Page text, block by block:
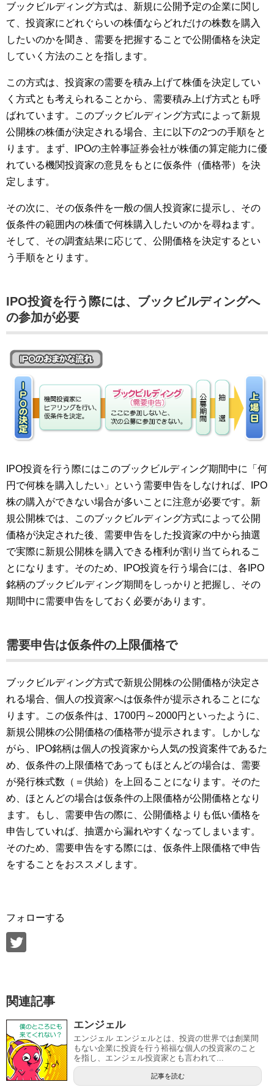
ブックビルディング方式は、新規に公開予定の企業に関し
て、投資家にどれぐらいの株価ならどれだけの株数を購入
したいのかを聞き、需要を把握することで公開価格を決定
していく方法のことを指します。
この方式は、投資家の需要を積み上げて株価を決定してい
く方式とも考えられることから、需要積み上げ方式とも呼
ばれています。このブックビルディング方式によって新規
公開株の株価が決定される場合、主に以下の2つの手順をと
ります。まず、IPOの主幹事証券会社が株価の算定能力に優
れている機関投資家の意見をもとに仮条件（価格帯）を決
定します。
その次に、その仮条件を一般の個人投資家に提示し、その
仮条件の範囲内の株価で何株購入したいのかを尋ねます。
そして、その調査結果に応じて、公開価格を決定するとい
う手順をとります。
IPO投資を行う際には、ブックビルディングへ
の参加が必要
IPO投資を行う際にはこのブックビルディング期間中に「何
円で何株を購入したい」という需要申告をしなければ、IPO
株の購入ができない場合が多いことに注意が必要です。新
規公開株では、このブックビルディング方式によって公開
価格が決定された後、需要申告をした投資家の中から抽選
で実際に新規公開株を購入できる権利が割り当てられるこ
とになります。そのため、IPO投資を行う場合には、各IPO
銘柄のブックビルディング期間をしっかりと把握し、その
期間中に需要申告をしておく必要があります。
需要申告は仮条件の上限価格で
ブックビルディング方式で新規公開株の公開価格が決定さ
れる場合、個人の投資家へは仮条件が提示されることにな
ります。この仮条件は、1700円～2000円といったように、
新規公開株の公開価格の価格帯が提示されます。しかしな
がら、IPO銘柄は個人の投資家から人気の投資案件であるた
め、仮条件の上限価格であってもほとんどの場合は、需要
が発行株式数（＝供給）を上回ることになります。そのた
め、ほとんどの場合は仮条件の上限価格が公開価格となり
ます。もし、需要申告の際に、公開価格よりも低い価格を
申告していれば、抽選から漏れやすくなってしまいます。
そのため、需要申告をする際には、仮条件上限価格で申告
をすることをおススメします。
フォローする
関連記事
エンジェル
エンジェル エンジェルとは、投資の世界では創業間
もない企業に投資を行う裕福な個人の投資家のこと
を指し、エンジェル投資家とも言われて...
記事を読む